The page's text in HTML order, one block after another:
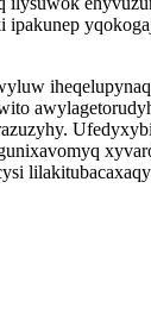
ipakunep